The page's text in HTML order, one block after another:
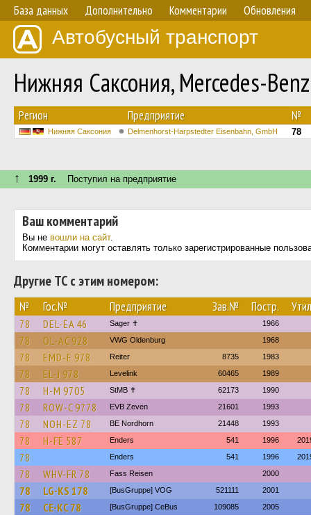
База данных Дополнительно Комментарии Обновления
Автобусный транспорт
Нижняя Саксония, Mercedes-
Регион Предприятие №
Нижняя Саксония Delmenhorst-Harpstedter Eisenbahn, GmbH 78
↑ 1999 г. Поступил на предприятие
Ваш комментарий
Вы не вошли на сайт.
Комментарии могут оставлять только зарегистрированные
Другие ТС с этим номером:
№ Гос.№ Предприятие Зав.№ Постр.
78 DEL-EA 46 Sager ✝ 1966
78 OL-AC 928 VWG Oldenburg 1968
78 EMD-E 978 Reiter 8735 1983
78 EL-J 978 Levelink 60465 1989
78 H-M 9705 StMB ✝ 62173 1990
78 ROW-C 9778 EVB Zeven 21601 1993
78 NOH-EZ 78 BE Nordhorn 21448 1993
78 H-FE 587 Enders 541 1996
78 Enders 541 1996
78 WHV-FR 78 Fass Reisen 2000
78 LG-KS 178 [BusGruppe] VOG 521111 2001
78 CE-KC 78 [BusGruppe] CeBus 109085 2005